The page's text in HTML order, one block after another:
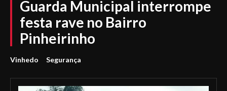
Guarda Municipal interrompe
festa rave no Bairro
Pinheirinho
Vinhedo Segurança